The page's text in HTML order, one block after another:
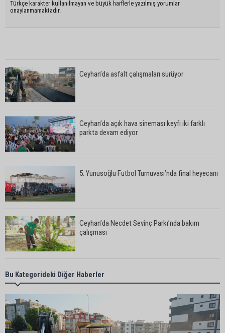
Türkçe karakter kullanılmayan ve büyük harflerle yazılmış yorumlar
onaylanmamaktadır.
Ceyhan’da asfalt çalışmaları sürüyor
Ceyhan’da açık hava sineması keyfi iki farklı
parkta devam ediyor
5. Yunusoğlu Futbol Turnuvası’nda final heyecanı
Ceyhan’da Necdet Sevinç Parkı’nda bakım
çalışması
Orhan Bayram’dan AK Parti’ye Yüreğir çıkışı:
“Bizim belediye meclis üyelerimize ne yaptınız?
Sarıçam’da su ürünlerine yönelik denetimler
Bu Kategorideki Diğer Haberler